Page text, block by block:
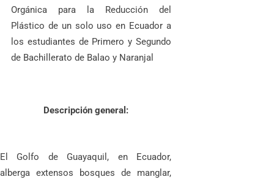
Orgánica para la Reducción del
Plástico de un solo uso en Ecuador a
los estudiantes de Primero y Segundo
de Bachillerato de Balao y Naranjal
Descripción general:
El Golfo de Guayaquil, en Ecuador,
alberga extensos bosques de manglar,